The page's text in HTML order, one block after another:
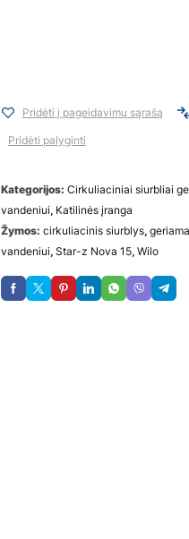
Pridėti į pageidavimų sąrašą
Pridėti palyginti
Kategorijos: Cirkuliaciniai siurbliai
vandeniui, Katilinės įranga
Žymos: cirkuliacinis siurblys,
vandeniui, Star-z Nova 15, Wilo